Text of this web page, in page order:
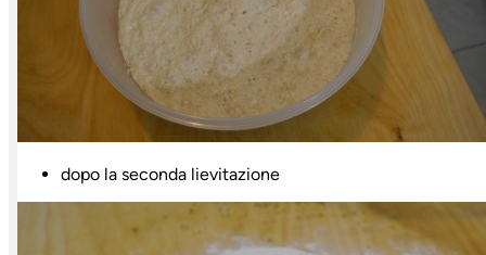
dopo la seconda lievitazione